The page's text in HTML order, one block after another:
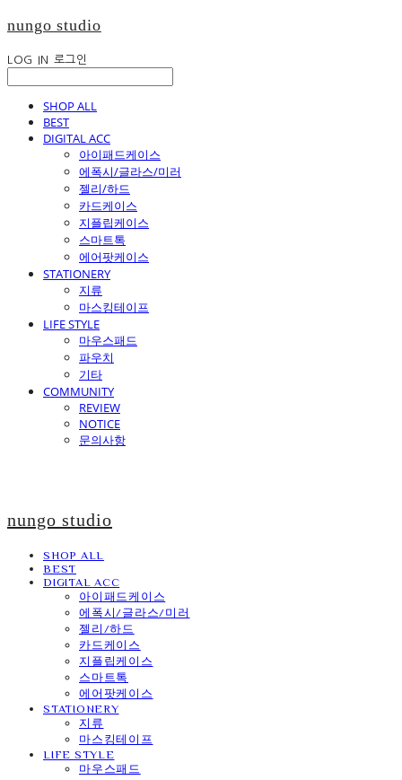
nungo studio
LOG IN 로그인
SHOP ALL
BEST
DIGITAL ACC
아이패드케이스
에폭시/글라스/미러
젤리/하드
카드케이스
지플립케이스
스마트톡
에어팟케이스
STATIONERY
지류
마스킹테이프
LIFE STYLE
마우스패드
파우치
기타
COMMUNITY
REVIEW
NOTICE
문의사항
nungo studio
SHOP ALL
BEST
DIGITAL ACC
아이패드케이스
에폭시/글라스/미러
젤리/하드
카드케이스
지플립케이스
스마트톡
에어팟케이스
STATIONERY
지류
마스킹테이프
LIFE STYLE
마우스패드